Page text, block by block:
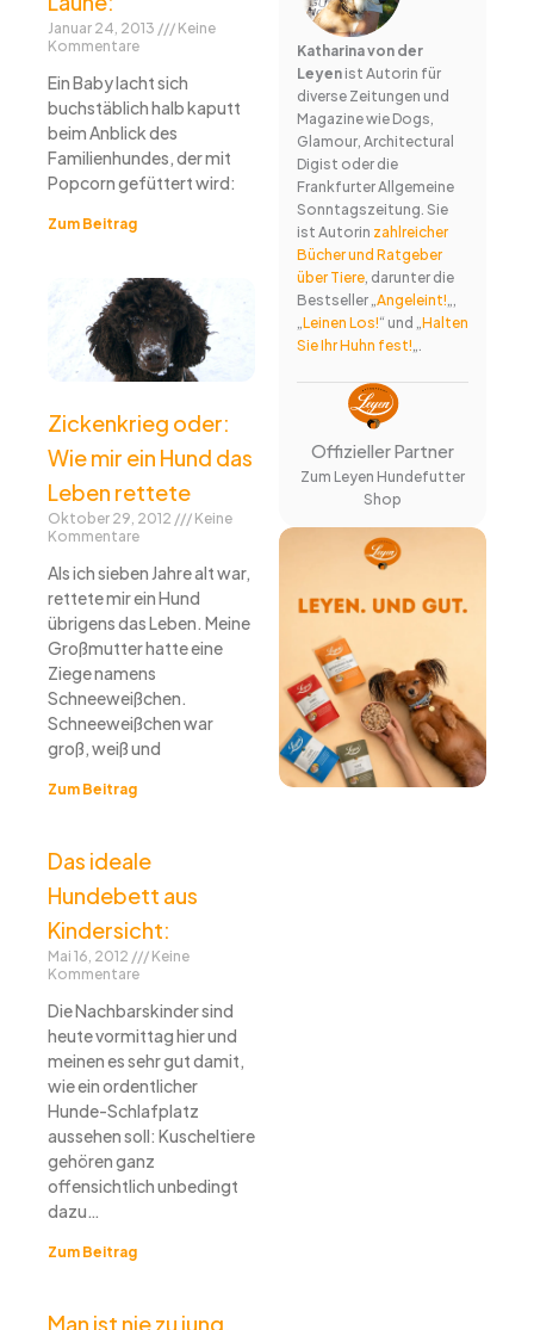
Januar 24, 2013
Keine
Kommentare
Ein Baby lacht sich
buchstäblich halb kaputt
beim Anblick des
Familienhundes, der mit
Popcorn gefüttert wird:
Zum Beitrag
Zickenkrieg oder:
Wie mir ein Hund das
Leben rettete
Oktober 29, 2012
Keine
Kommentare
Als ich sieben Jahre alt war,
rettete mir ein Hund
übrigens das Leben. Meine
Großmutter hatte eine
Ziege namens
Schneeweißchen.
Schneeweißchen war
groß, weiß und
Zum Beitrag
Das ideale
Hundebett aus
Kindersicht:
Mai 16, 2012
Keine
Kommentare
Die Nachbarskinder sind
heute vormittag hier und
meinen es sehr gut damit,
wie ein ordentlicher
Hunde-Schlafplatz
aussehen soll: Kuscheltiere
gehören ganz
offensichtlich unbedingt
dazu…
Zum Beitrag
Man ist nie zu jung,
Katharina von der
Leyenist Autorin für
diverse Zeitungen und
Magazine wie Dogs,
Glamour, Architectural
Digist oder die
Frankfurter Allgemeine
Sonntagszeitung. Sie
ist Autorin zahlreicher
Bücher und Ratgeber
über Tiere, darunter die
Bestseller „Angeleint!„,
„Leinen Los!“ und „Halten
Sie Ihr Huhn fest!„.
Offizieller Partner
Zum Leyen Hundefutter
Shop